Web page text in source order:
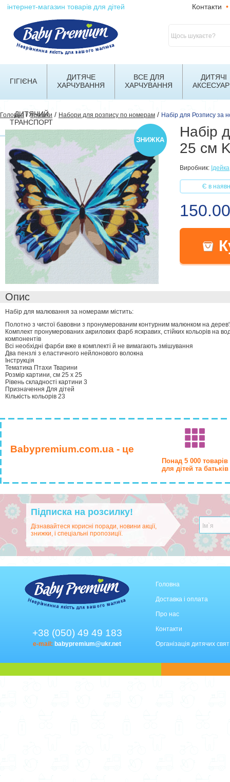
інтернет-магазин товарів для дітей Контакти •
ГІГІЄНА
ДИТЯЧЕ
ХАРЧУВАННЯ
ВСЕ ДЛЯ
ХАРЧУВАННЯ
ДИТЯЧІ
ДИТЯЧИЙ
ТРАНСПОРТ
Головна/Іграшки / Набори для розпису по номерам / Набір для Розпису за
Набір
25 см
Виробник: Ідейка
Є в
Опис
Набір для малювання за номерами містить:
Полотно з чистої бавовни з пронумерованим контурним малюнком на
Комплект пронумерованих акрилових фарб яскравих, стійких кольорів на
компонентів
Всі необхідні фарби вже в комплекті й не вимагають змішування
Два пензлі з еластичного нейлонового волокна
Інструкція
Тематика Птахи Тварини
Розмір картини, см 25 х 25
Рівень складності картини 3
Призначення Для дітей
Кількість кольорів 23
Babypremium.com.ua - це
Понад 5 000 товарів
для дітей та батьків
Підписка на розсилку!
Дізнавайтеся корисні поради, новини акції,
знижки, і спеціальні пропозиції.
+38 (050) 49 49 183
e-mail: babypremium@ukr.net
Головна
Доставка і оплата
Про нас
Контакти
Організація дитячих свят